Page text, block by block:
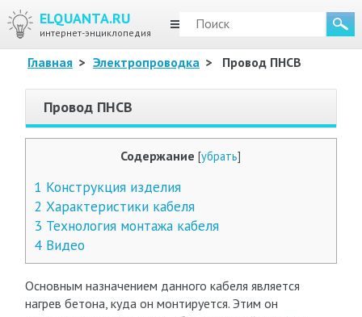
ELQUANTA.RU
интернет-энциклопедия
МЕНЮ
Главная > Электропроводка > Провод ПНСВ
Провод ПНСВ
Содержание [убрать]
1 Конструкция изделия
2 Характеристики кабеля
3 Технология монтажа кабеля
4Видео
Основным назначением данного кабеля является
нагрев бетона, куда он монтируется. Этим он